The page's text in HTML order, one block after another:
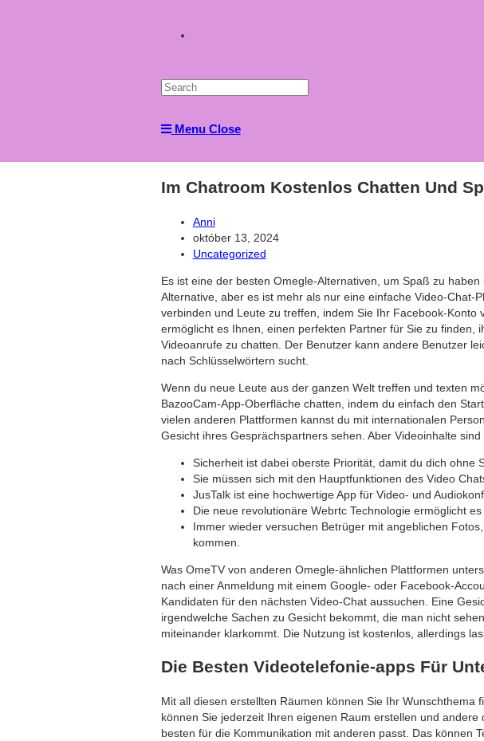
website
search
Menu Close
Im Chatroom Kostenlos Chatten Und
Post
author:
Anni
Post
published:
október 13, 2024
Post
Uncategorized
Es ist eine der besten Omegle-Alternativen, um Spaß zu
Alternative, aber es ist mehr als nur eine einfache Video-
verbinden und Leute zu treffen, indem Sie Ihr Facebook-
ermöglicht es Ihnen, einen perfekten Partner für Sie zu
Videoanrufe zu chatten. Der Benutzer kann andere Benutzer
nach Schlüsselwörtern sucht.
Wenn du neue Leute aus der ganzen Welt treffen und texten
BazooCam-App-Oberfläche chatten, indem du einfach den
vielen anderen Plattformen kannst du mit internationalen
Gesicht ihres Gesprächspartners sehen. Aber Videoinhalte
Sicherheit ist dabei oberste Priorität, damit du dich ohne
Sie müssen sich mit den Hauptfunktionen des Video
JusTalk ist eine hochwertige App für Video- und
Die neue revolutionäre Webrtc Technologie ermöglicht
Immer wieder versuchen Betrüger mit angeblichen
kommen.
Was OmeTV von anderen Omegle-ähnlichen Plattformen
nach einer Anmeldung mit einem Google- oder Facebook-
Kandidaten für den nächsten Video-Chat aussuchen. Eine
irgendwelche Sachen zu Gesicht bekommt, die man nicht
miteinander klarkommt. Die Nutzung ist kostenlos, allerdings
Die Besten Videotelefonie-apps Für
Mit all diesen erstellten Räumen können Sie Ihr
können Sie jederzeit Ihren eigenen Raum erstellen und
besten für die Kommunikation mit anderen passt. Das können